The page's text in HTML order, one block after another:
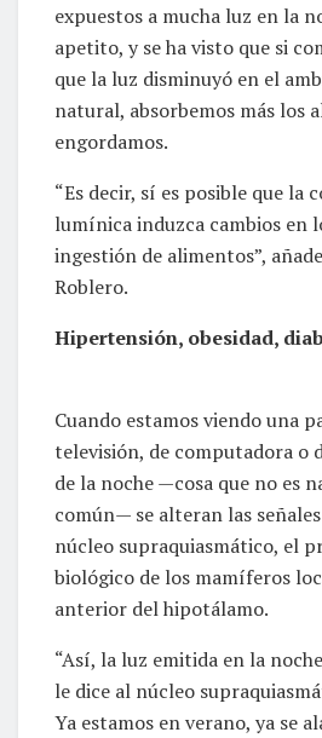
expuestos a mucha luz en la
apetito, y se ha visto que si
que la luz disminuyó en el
natural, absorbemos más los
engordamos.
“Es decir, sí es posible que la
lumínica induzca cambios en
ingestión de alimentos”,
Roblero.
Hipertensión, obesidad,
Cuando estamos viendo una
televisión, de computadora o
de la noche —cosa que no es
común— se alteran las
núcleo supraquiasmático, el
biológico de los mamíferos
anterior del hipotálamo.
“Así, la luz emitida en la
le dice al núcleo
Ya estamos en verano, ya se